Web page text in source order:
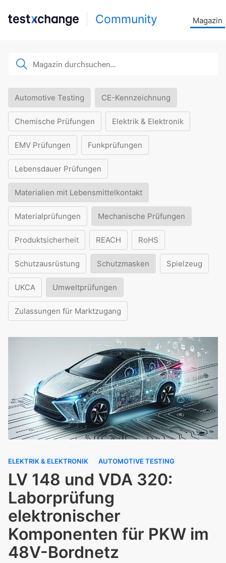
Community Magazin
Automotive Testing CE-Kennzeichnung
Chemische Prüfungen Elektrik & Elektronik
EMV Prüfungen Funkprüfungen
Lebensdauer Prüfungen
Materialien mit Lebensmittelkontakt
Materialprüfungen Mechanische Prüfungen
Produktsicherheit REACH RoHS
Schutzausrüstung Schutzmasken Spielzeug
UKCA Umweltprüfungen
Zulassungen für Marktzugang
ELEKTRIK & ELEKTRONIK AUTOMOTIVE TESTING
LV 148 und VDA 320:
Laborprüfung
elektronischer
Komponenten für PKW im
48V-Bordnetz